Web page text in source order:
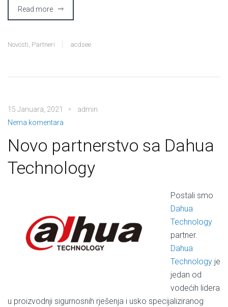
Read more
Novosti Partneri acdsee
15 Januara, 2021
admin
Nema komentara
Novo partnerstvo sa Dahua
Technology
Postali smo
Dahua
Technology
partner.
Dahua
Technology je
jedan od
vodećih lidera
u proizvodnji sigurnosnih rješenja i usko specijaliziranog